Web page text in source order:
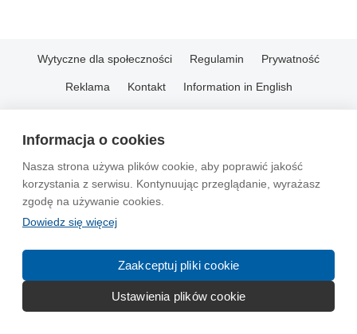
Informacja o cookies
Nasza strona używa plików cookie, aby poprawić jakość
korzystania z serwisu. Kontynuując przeglądanie, wyrażasz
zgodę na używanie cookies.
Dowiedz się więcej
Zaakceptuj pliki cookie
Ustawienia plików cookie
Wytyczne dla społeczności Regulamin Prywatność
Reklama Kontakt Information in English